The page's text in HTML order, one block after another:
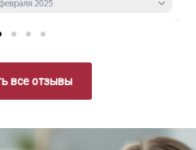
все отзывы